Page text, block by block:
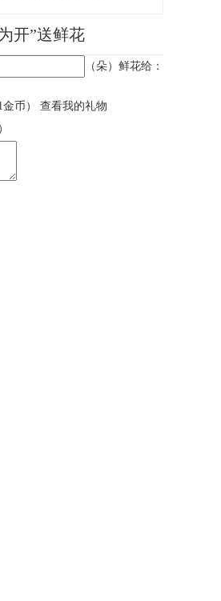
开”送鲜花
（朵）鲜花给：
金币） 查看我的礼物